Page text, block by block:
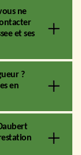
ne
et ses
?
en